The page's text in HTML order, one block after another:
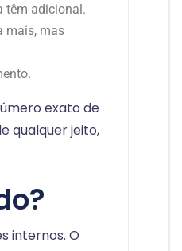
têm adicional.
mais, mas
exato de
qualquer jeito,
internos. O